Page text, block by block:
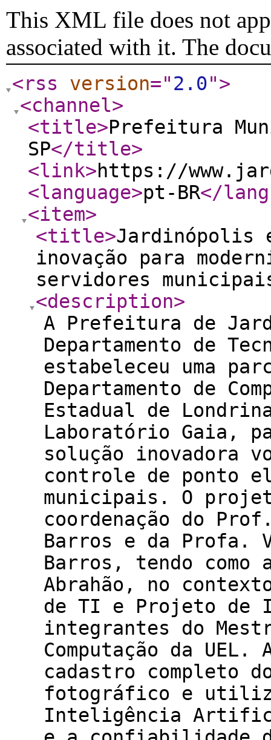
This XML file does not
associated with it. The
<rss version="2.0">
<channel>
<title>Prefeitura
SP</title>
<link>https://
<language>pt-BR</
<item>
<title>Jardinópolis
inovação para
servidores
<description>
A Prefeitura de
Departamento de
estabeleceu uma
Departamento de
Estadual de
Laboratório Gaia,
solução inovadora
controle de ponto
municipais. O
coordenação do
Barros e da Profa.
Barros, tendo
Abrahão, no
de TI e Projeto de
integrantes do
Computação da
cadastro completo
fotográfico e
Inteligência